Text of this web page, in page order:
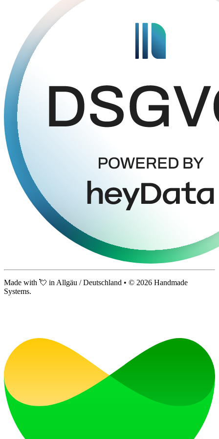
Made with 💘 in Allgäu / Deutschland • © 2026 Handmade
Systems.